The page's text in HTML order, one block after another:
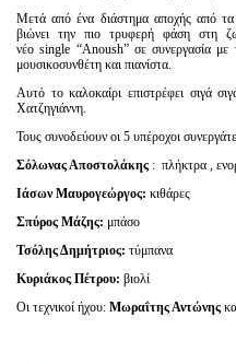
Μετά από ένα διάστημα αποχής από
βιώνει την πιο τρυφερή φάση στη
νέο single “Anoush” σε συνεργασία
μουσικοσυνθέτη και πιανίστα.
Αυτό το καλοκαίρι επιστρέφει σιγά
Χατζηγιάννη.
Τους συνοδεύουν οι 5 υπέροχοι
Σόλωνας Αποστολάκης : πλήκτρα ,
Ιάσων Μαυρογεώργος: κιθάρες
Σπύρος Μάζης: μπάσο
Τσόλης Δημήτριος: τύμπανα
Κυριάκος Πέτρου: βιολί
Οι τεχνικοί ήχου: Μωραΐτης Αντώνης